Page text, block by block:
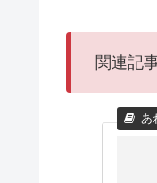
関連記